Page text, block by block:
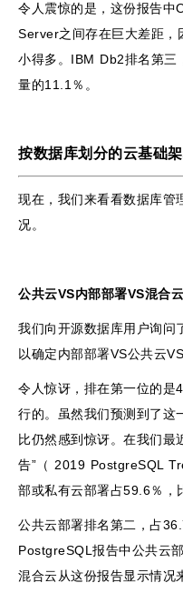
令人震惊的是，这份报告中
Server之间存在巨大差距，
小得多。IBM Db2排名第三
量的11.1％。
按数据库划分的云基础
现在，我们来看看数据库管
况。
公共云VS内部部署VS混合云
我们向开源数据库用户询问
以确定内部部署VS公共云
令人惊讶，排在第一位的是
行的。虽然我们预测到了这
比仍然感到惊讶。在我们最
告”（ 2019 PostgreSQL
部或私有云部署占59.6％，
公共云部署排名第二，占
PostgreSQL报告中公共云
混合云从这份报告显示情况